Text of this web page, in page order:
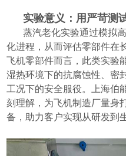
实验意义：用严苛测
蒸汽老化实验通过模拟
化进程，从而评估零部件在
飞机零部件而言，此类实验
湿热环境下的抗腐蚀性、密
工况下的安全服役。上海伯
刻理解，为飞机制造厂量身
备，助力客户实现从研发到